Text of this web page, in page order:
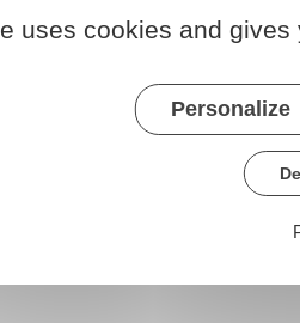
rendue dans le cadre du
contentieux devant le
mois qui suivent la notification
uses cookies and
Personalize